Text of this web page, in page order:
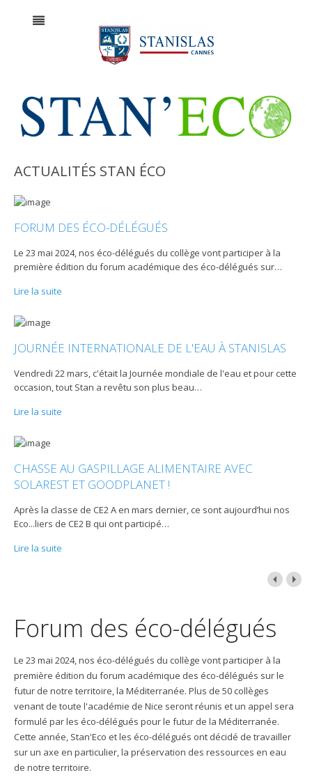
ACTUALITÉS STAN ÉCO
FORUM DES ÉCO-DÉLÉGUÉS
Le 23 mai 2024, nos éco-délégués du collège vont participer à la
première édition du forum académique des éco-délégués sur…
Lire la suite
JOURNÉE INTERNATIONALE DE L'EAU À STANISLAS
Vendredi 22 mars, c'était la Journée mondiale de l'eau et pour cette
occasion, tout Stan a revêtu son plus beau…
Lire la suite
CHASSE AU GASPILLAGE ALIMENTAIRE AVEC
SOLAREST ET GOODPLANET !
Après la classe de CE2 A en mars dernier, ce sont aujourd’hui nos
Eco...liers de CE2 B qui ont participé…
Lire la suite
Forum des éco-délégués
Le 23 mai 2024, nos éco-délégués du collège vont participer à la
première édition du forum académique des éco-délégués sur le
futur de notre territoire, la Méditerranée. Plus de 50 collèges
venant de toute l'académie de Nice seront réunis et un appel sera
formulé par les éco-délégués pour le futur de la Méditerranée.
Cette année, Stan'Eco et les éco-délégués ont décidé de travailler
sur un axe en particulier, la préservation des ressources en eau
de notre territoire.